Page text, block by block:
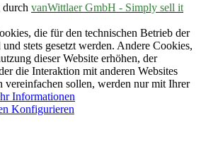
durch vanWittlaer GmbH - Simply sell it
die für den technischen Betrieb der
stets gesetzt werden. Andere Cookies,
dieser Website erhöhen, der
die Interaktion mit anderen Websites
vereinfachen sollen, werden nur mit Ihrer
Informationen
Konfigurieren